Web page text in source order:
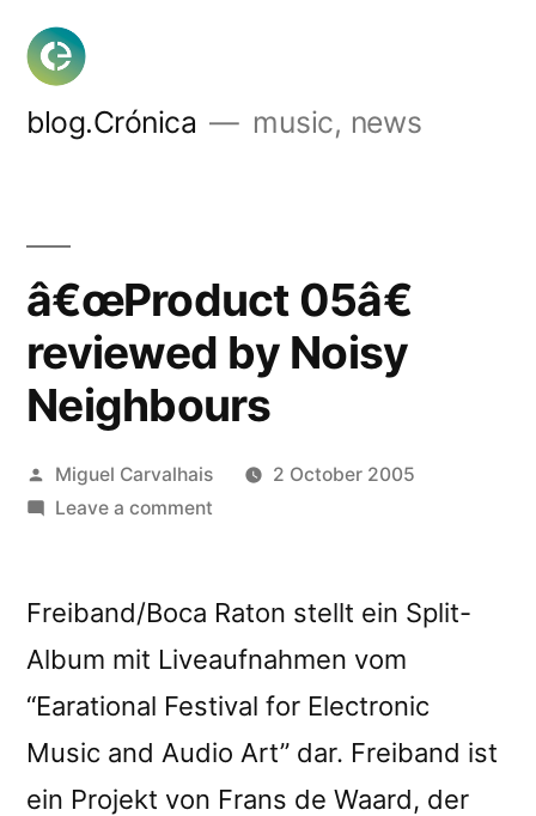
Skip
content
blog.Crónica music, news
â€œProduct 05â€
reviewed by Noisy
Neighbours
Posted
by
Miguel Carvalhais
2 October 2005
Leave a commenton
reviewed
Noisy
Neighbours
Freiband/Boca Raton stellt ein Split-
Album mit Liveaufnahmen vom
“Earational Festival for Electronic
Music and Audio Art” dar. Freiband ist
ein Projekt von Frans de Waard, der